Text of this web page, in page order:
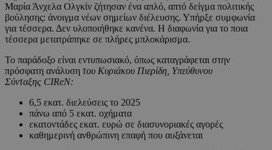
Μαρία Άνχελα Ολγκίν ζήτησαν ένα απλό, απτό δείγμα πολιτικής
βούλησης: άνοιγμα νέων σημείων διέλευσης. Υπήρξε συμφωνία
για τέσσερα. Δεν υλοποιήθηκε κανένα. Η διαφωνία για το ποια
τέσσερα μετατράπηκε σε πλήρες μπλοκάρισμα.
Το παράδοξο είναι εντυπωσιακό, όπως καταγράφεται στην
πρόσφατη ανάλυση του Κυριάκου Πιερίδη, Υπεύθυνου
Σύνταξης CIReN:
6,5 εκατ. διελεύσεις το 2025
πάνω από 5 εκατ. οχήματα
εκατοντάδες εκατ. ευρώ σε διασυνοριακές αγορές
καθημερινή ανθρώπινη επαφή που αυξάνεται